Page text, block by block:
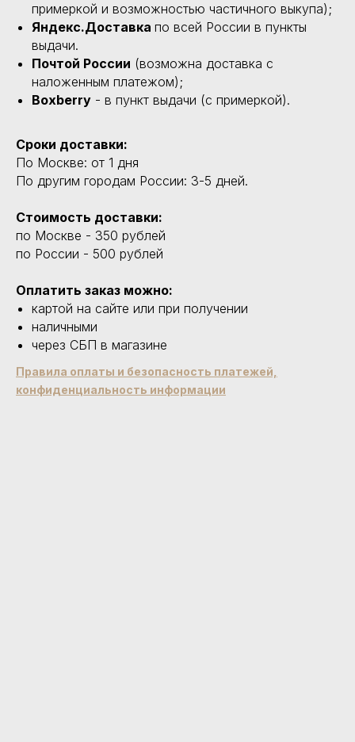
примеркой и возможностью частичного выкупа);
Яндекс.Доставка по всей России в пункты
выдачи.
Почтой России (возможна доставка с
наложенным платежом);
Boxberry - в пункт выдачи (с примеркой).
Сроки доставки:
По Москве: от 1 дня
По другим городам России: 3-5 дней.
Стоимость доставки:
по Москве - 350 рублей
по России - 500 рублей
Оплатить заказ можно:
картой на сайте или при получении
наличными
через СБП в магазине
Правила оплаты и безопасность платежей,
конфиденциальность информации